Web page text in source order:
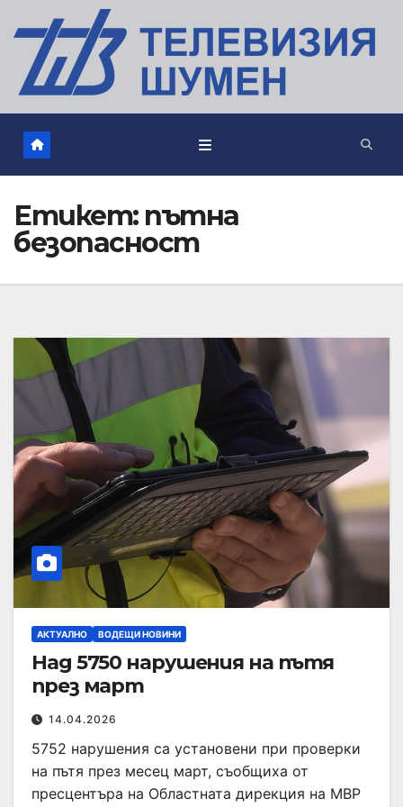
Етикет: пътна
безопасност
АКТУАЛНО ВОДЕЩИ НОВИНИ
Над 5750 нарушения на пътя
през март
14.04.2026
5752 нарушения са установени при проверки
на пътя през месец март, съобщиха от
пресцентъра на Областната дирекция на МВР